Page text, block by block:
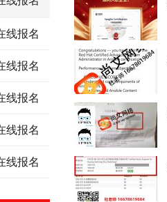
线报名
线报名
线报名
线报名
线报名